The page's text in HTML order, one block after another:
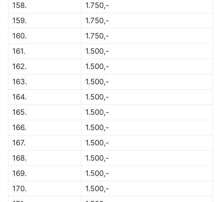
158.
1.750,-
159.
1.750,-
160.
1.750,-
161.
1.500,-
162.
1.500,-
163.
1.500,-
164.
1.500,-
165.
1.500,-
166.
1.500,-
167.
1.500,-
168.
1.500,-
169.
1.500,-
170.
1.500,-